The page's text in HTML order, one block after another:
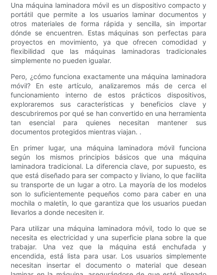
Una máquina laminadora móvil es un dispositivo compacto y
portátil que permite a los usuarios laminar documentos y
otros materiales de forma rápida y sencilla, sin importar
dónde se encuentren. Estas máquinas son perfectas para
proyectos en movimiento, ya que ofrecen comodidad y
flexibilidad que las máquinas laminadoras tradicionales
simplemente no pueden igualar.
Pero, ¿cómo funciona exactamente una máquina laminadora
móvil? En este artículo, analizaremos más de cerca el
funcionamiento interno de estos prácticos dispositivos,
exploraremos sus características y beneficios clave y
descubriremos por qué se han convertido en una herramienta
tan esencial para quienes necesitan mantener sus
documentos protegidos mientras viajan. .
En primer lugar, una máquina laminadora móvil funciona
según los mismos principios básicos que una máquina
laminadora tradicional. La diferencia clave, por supuesto, es
que está diseñado para ser compacto y liviano, lo que facilita
su transporte de un lugar a otro. La mayoría de los modelos
son lo suficientemente pequeños como para caber en una
mochila o maletín, lo que garantiza que los usuarios puedan
llevarlos a donde necesiten ir.
Para utilizar una máquina laminadora móvil, todo lo que se
necesita es electricidad y una superficie plana sobre la que
trabajar. Una vez que la máquina está enchufada y
encendida, está lista para usar. Los usuarios simplemente
necesitan insertar el documento o material que desean